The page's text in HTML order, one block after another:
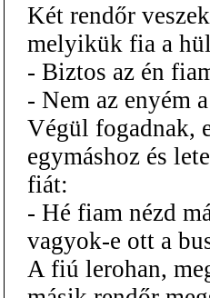
Két rendőr
melyikük fia a
- Biztos az én
- Nem az enyém
Végül fogadnak,
egymáshoz és
fiát:
- Hé fiam nézd
vagyok-e ott a
A fiú lerohan,